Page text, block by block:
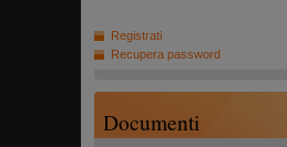
Registrati
Recupera password
Documenti